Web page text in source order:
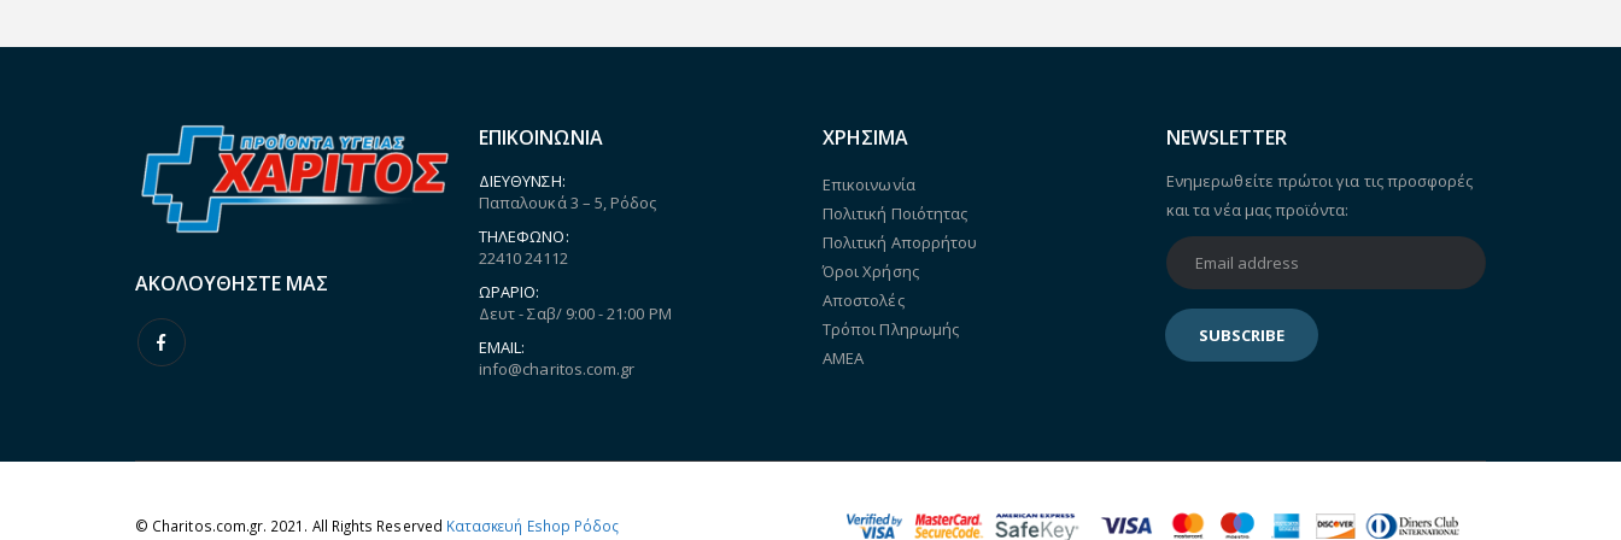
ΑΚΟΛΟΥΘΉΣΤΕ ΜΑΣ
ΕΠΙΚΟΙΝΩΝΙΑ
ΔΙΕΎΘΥΝΣΗ:
Παπαλουκά 3 – 5, Ρόδος
ΤΗΛΈΦΩΝΟ:
22410 24112
ΩΡΆΡΙΟ:
Δευτ - Σαβ/ 9:00 - 21:00 PM
EMAIL:
info@charitos.com.gr
ΧΡΗΣΙΜΑ
Επικοινωνία
Πολιτική Ποιότητας
Πολιτική Απορρήτου
Όροι Χρήσης
Αποστολές
Τρόποι Πληρωμής
ΑΜΕΑ
NEWSLETTER
Ενημερωθείτε πρώτοι για τις προσφορές
και τα νέα μας προϊόντα:
© Charitos.com.gr. 2021. All Rights Reserved Κατασκευή Eshop Ρόδος